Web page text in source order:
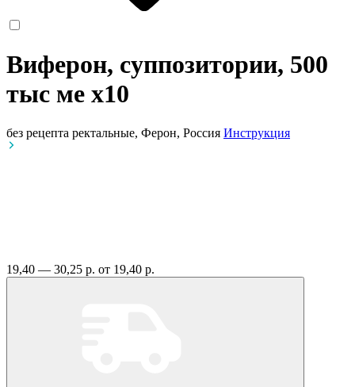
Виферон, суппозитории, 500
тыс ме x10
без рецепта ректальные, Ферон, Россия Инструкция
19,40 — 30,25 р. от 19,40 р.